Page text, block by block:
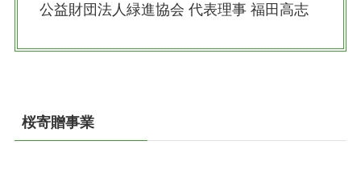
公益財団法人緑進協会 代表理事 福田高志
桜寄贈事業